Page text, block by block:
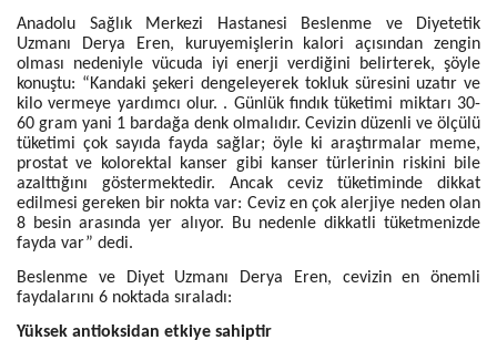
Anadolu Sağlık Merkezi Hastanesi Beslenme ve Diyetetik
Uzmanı Derya Eren, kuruyemişlerin kalori açısından zengin
olması nedeniyle vücuda iyi enerji verdiğini belirterek, şöyle
konuştu: “Kandaki şekeri dengeleyerek tokluk süresini uzatır ve
kilo vermeye yardımcı olur. . Günlük fındık tüketimi miktarı 30-
60 gram yani 1 bardağa denk olmalıdır. Cevizin düzenli ve ölçülü
tüketimi çok sayıda fayda sağlar; öyle ki araştırmalar meme,
prostat ve kolorektal kanser gibi kanser türlerinin riskini bile
azalttığını göstermektedir. Ancak ceviz tüketiminde dikkat
edilmesi gereken bir nokta var: Ceviz en çok alerjiye neden olan
8 besin arasında yer alıyor. Bu nedenle dikkatli tüketmenizde
fayda var” dedi.
Beslenme ve Diyet Uzmanı Derya Eren, cevizin en önemli
faydalarını 6 noktada sıraladı:
Yüksek antioksidan etkiye sahiptir